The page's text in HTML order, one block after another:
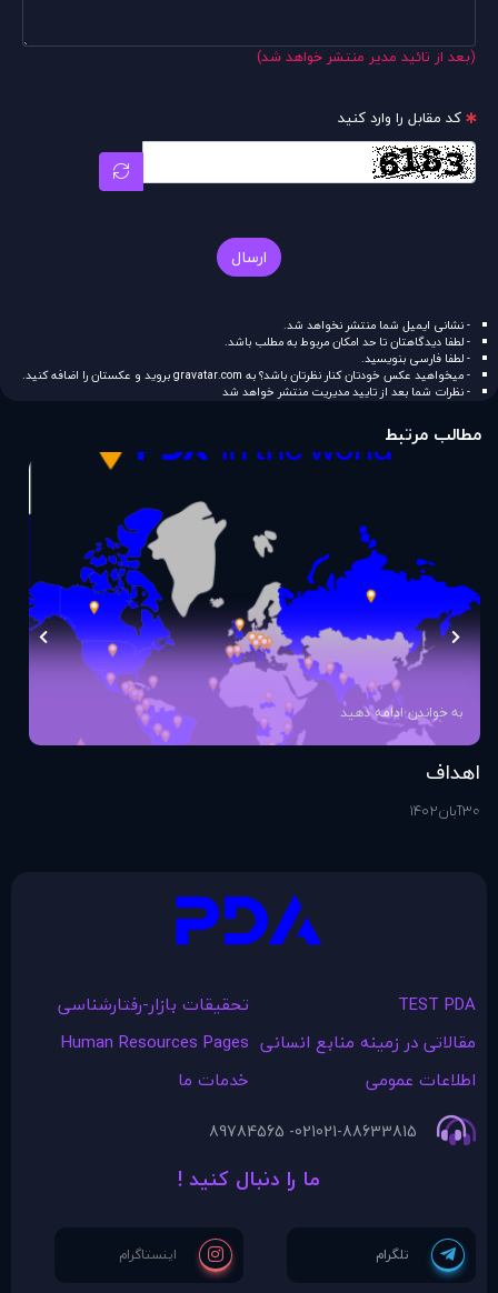
(بعد از تائید مدیر منتشر خواهد شد)
کد مقابل را وارد کنید
ارسال
- نشانی ایمیل شما منتشر نخواهد شد.
- لطفا دیدگاهتان تا حد امکان مربوط به مطلب باشد.
- لطفا فارسی بنویسید.
- میخواهید عکس خودتان کنار نظرتان باشد؟ به gravatar.comبروید و عکستان را اضافه کنید.
- نظرات شما بعد از تایید مدیریت منتشر خواهد شد
مطالب مرتبط
به خواندن ادامه دهید
اهداف
30آبان1402
TEST PDA
تحقیقات بازار-رفتارشناسی
مقالاتی در زمينه منابع انسانی Human Resources Pages
اطلاعات عمومی
خدمات ما
021-88633815
021- 89784565
ما را دنبال کنید !